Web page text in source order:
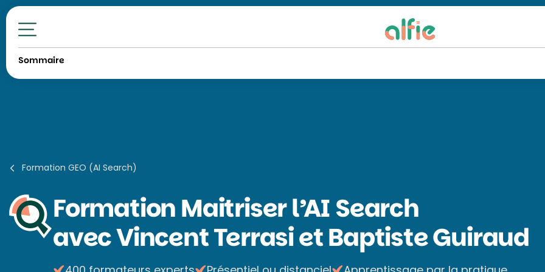
Toutes nos formations
Sommaire
Formation GEO (AI Search)
FormationMaitriser l’AI Search
avec Vincent Terrasi et Baptiste Guiraud